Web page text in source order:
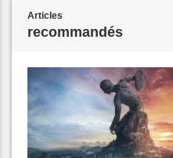
Articles
recommandés